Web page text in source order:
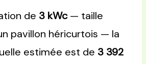
de 3 kWc— taille
pavillon héricurtois — la
estimée est de 3 392